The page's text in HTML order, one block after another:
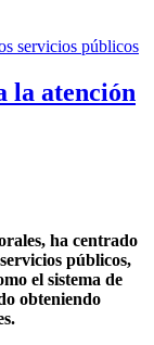
la atención
ha centrado
públicos,
el sistema de
obteniendo